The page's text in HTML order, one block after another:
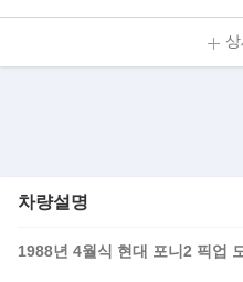
차량설명
1988년 4월식 현대 포니2 픽업